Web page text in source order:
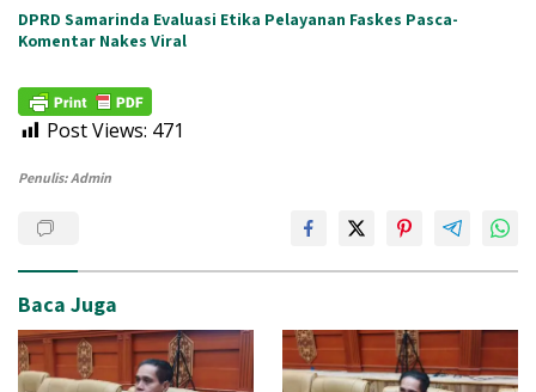
DPRD Samarinda Evaluasi Etika Pelayanan Faskes Pasca-
Komentar Nakes Viral
Post Views: 471
Penulis: Admin
Baca Juga